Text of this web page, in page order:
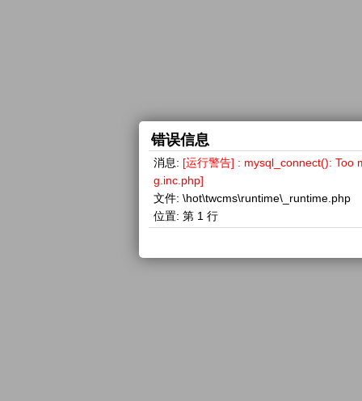
错误信息
消息: [运行警告] : mysql_connect(): Too
g.inc.php]
文件: \hot\twcms\runtime\_runtime.php
位置: 第 1 行